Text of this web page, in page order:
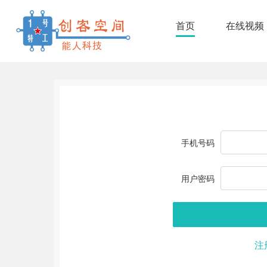
首页 在线视频
手机号码
用户密码
注